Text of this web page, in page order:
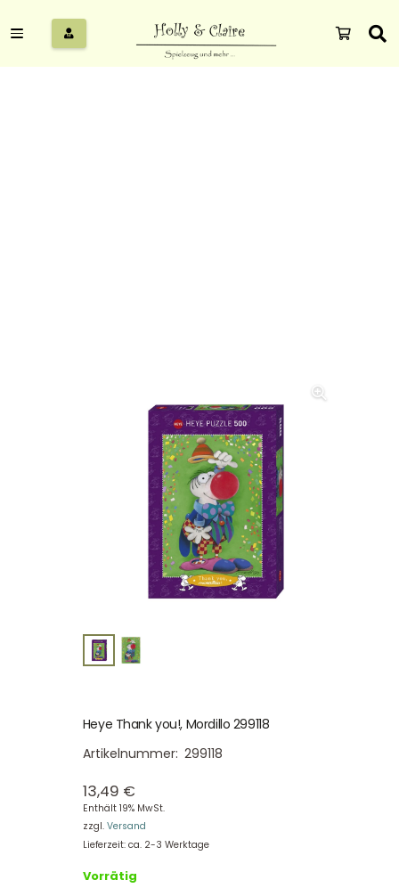
Heye Thank you!, Mordillo 299118
Artikelnummer: 299118
13,49 €
Enthält 19% MwSt.
zzgl. Versand
Lieferzeit: ca. 2-3 Werktage
Vorrätig